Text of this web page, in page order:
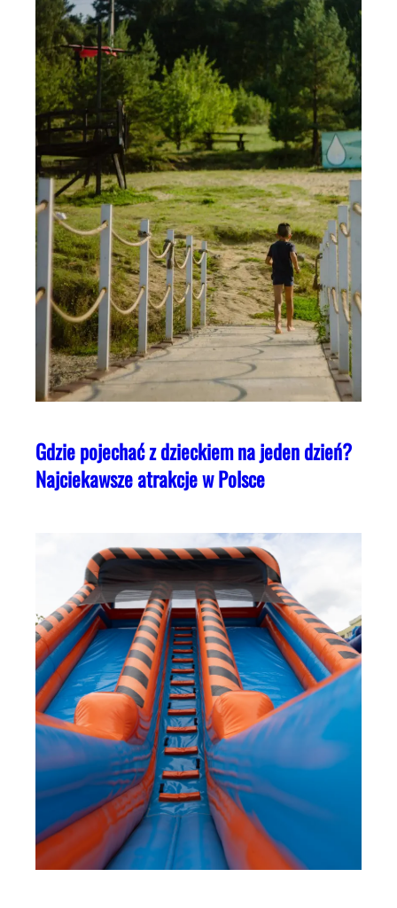
Gdzie pojechać z dzieckiem na jeden dzień?
Najciekawsze atrakcje w Polsce